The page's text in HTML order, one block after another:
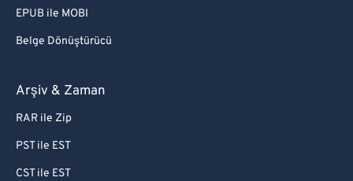
EPUB ile MOBI
Belge Dönüştürücü
Arşiv & Zaman
RAR ile Zip
PST ile EST
CST ile EST